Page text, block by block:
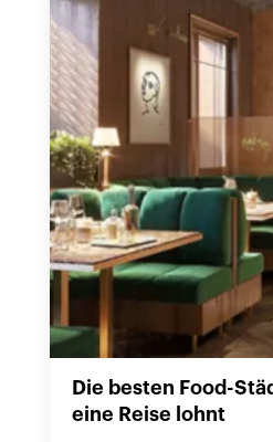
Die besten Food-
eine Reise lohnt